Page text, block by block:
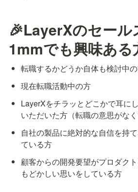
🎉LayerXのセール
1mmでも興味ある
転職するかどうか自体も検討中
現在転職活動中の方
LayerXをチラッとどこかで耳に
いただいた方（転職の意思がなく
自社の製品に絶対的な自信を持
ている方
顧客からの開発要望がプロダクト
もどかしい思いをしている方